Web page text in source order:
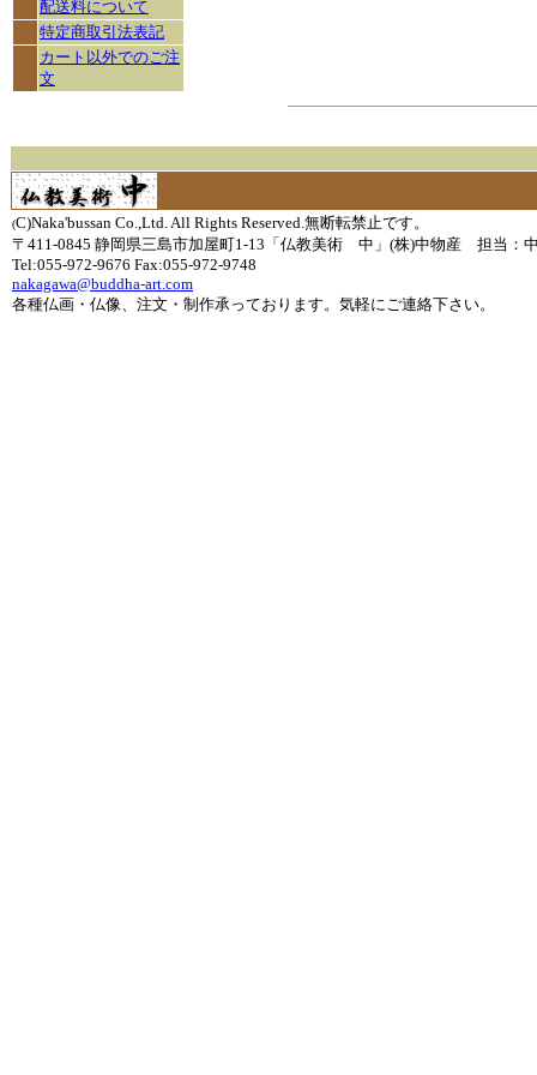
配送料について
特定商取引法表記
カート以外でのご注
文
(C)Naka'bussan Co.,Ltd. All Rights Reserved.無断転禁止です。
〒411-0845 静岡県三島市加屋町1-13「仏教美術 中」(株)中物産 担当：
Tel:055-972-9676 Fax:055-972-9748
nakagawa@buddha-art.com
各種仏画・仏像、注文・制作承っております。気軽にご連絡下さい。